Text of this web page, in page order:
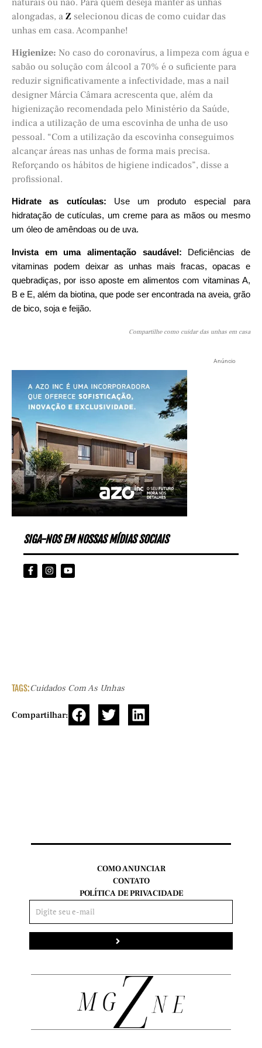
alongadas, a Z selecionou dicas de como cuidar das
unhas em casa. Acompanhe!
Higienize: No caso do coronavírus, a limpeza com água e
sabão ou solução com álcool a 70% é o suficiente para
reduzir significativamente a infectividade, mas a nail
designer Márcia Câmara acrescenta que, além da
higienização recomendada pelo Ministério da Saúde,
indica a utilização de uma escovinha de unha de uso
pessoal. “Com a utilização da escovinha conseguimos
alcançar áreas nas unhas de forma mais precisa.
Reforçando os hábitos de higiene indicados”, disse a
profissional.
Hidrate as cutículas: Use um produto especial para
hidratação de cutículas, um creme para as mãos ou mesmo
um óleo de amêndoas ou de uva.
Invista em uma alimentação saudável:
Deficiências de
vitaminas podem deixar as unhas mais fracas, opacas e
quebradiças, por isso aposte em alimentos com vitaminas A,
B e E, além da biotina, que pode ser encontrada na aveia, grão
de bico, soja e feijão.
Compartilhe como cuidar das unhas em casa
Anúncio
SIGA-NOS EM NOSSAS MÍDIAS SOCIAIS
TAGS:Cuidados Com As Unhas
Compartilhar:
COMO ANUNCIAR
CONTATO
POLÍTICA DE PRIVACIDADE